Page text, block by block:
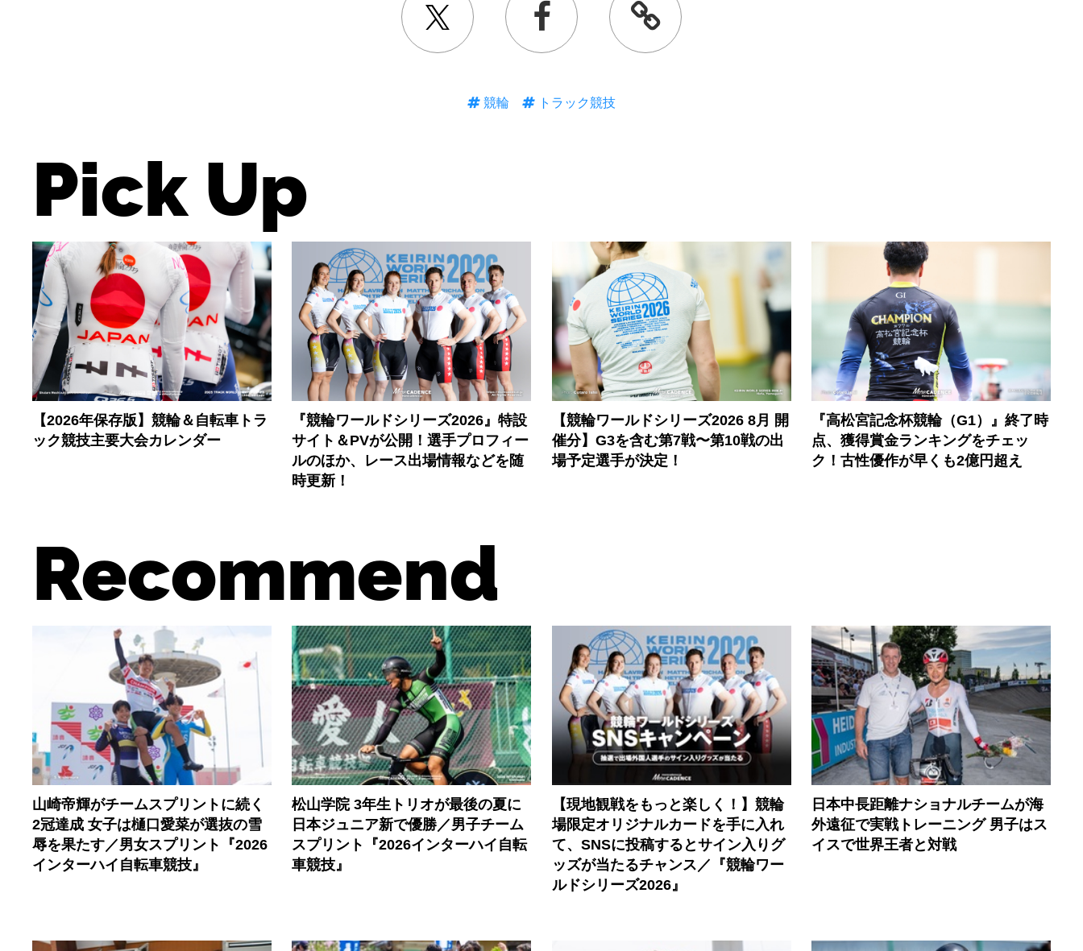
競輪 トラック競技
Pick Up
【2026年保存版】競輪＆自転車トラ
ック競技主要大会カレンダー
『競輪ワールドシリーズ2026』特設
サイト＆PVが公開！選手プロフィー
ルのほか、レース出場情報などを随
時更新！
【競輪ワールドシリーズ2026 8月 開
催分】G3を含む第7戦〜第10戦の出
場予定選手が決定！
『高松宮記念杯競輪（G1）』終了時
点、獲得賞金ランキングをチェッ
ク！古性優作が早くも2億円超え
Recommend
山崎帝輝がチームスプリントに続く
2冠達成 女子は樋口愛菜が選抜の雪
辱を果たす／男女スプリント『2026
インターハイ自転車競技』
松山学院 3年生トリオが最後の夏に
日本ジュニア新で優勝／男子チーム
スプリント『2026インターハイ自転
車競技』
【現地観戦をもっと楽しく！】競輪
場限定オリジナルカードを手に入れ
て、SNSに投稿するとサイン入りグ
ッズが当たるチャンス／『競輪ワー
ルドシリーズ2026』
日本中長距離ナショナルチームが海
外遠征で実戦トレーニング 男子はス
イスで世界王者と対戦